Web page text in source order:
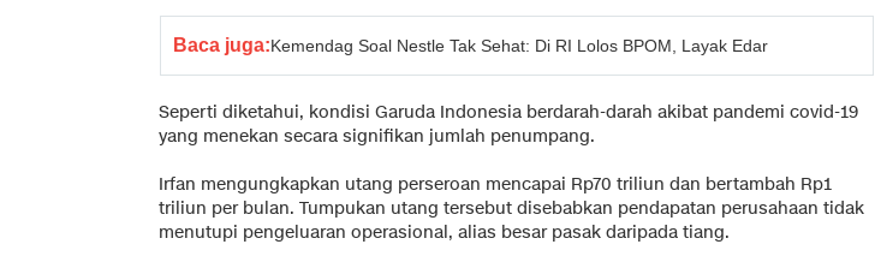
Baca juga:Kemendag Soal Nestle Tak Sehat: Di RI Lolos BPOM, Layak Edar
Seperti diketahui, kondisi Garuda Indonesia berdarah-darah akibat pandemi covid-19
yang menekan secara signifikan jumlah penumpang.
Irfan mengungkapkan utang perseroan mencapai Rp70 triliun dan bertambah Rp1
triliun per bulan. Tumpukan utang tersebut disebabkan pendapatan perusahaan tidak
menutupi pengeluaran operasional, alias besar pasak daripada tiang.